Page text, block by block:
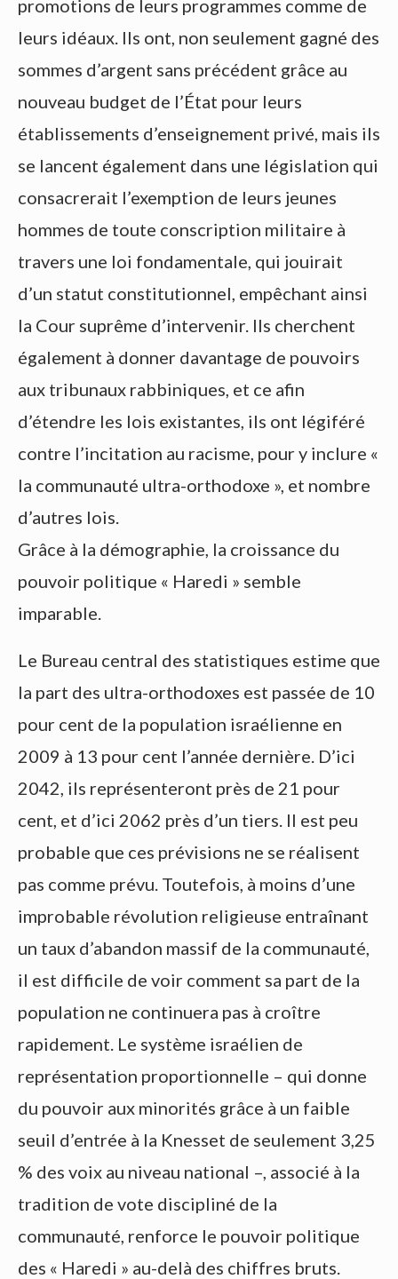
promotions de leurs programmes comme de
leurs idéaux. Ils ont, non seulement gagné des
sommes d’argent sans précédent grâce au
nouveau budget de l’État pour leurs
établissements d’enseignement privé, mais ils
se lancent également dans une législation qui
consacrerait l’exemption de leurs jeunes
hommes de toute conscription militaire à
travers une loi fondamentale, qui jouirait
d’un statut constitutionnel, empêchant ainsi
la Cour suprême d’intervenir. Ils cherchent
également à donner davantage de pouvoirs
aux tribunaux rabbiniques, et ce afin
d’étendre les lois existantes, ils ont légiféré
contre l’incitation au racisme, pour y inclure «
la communauté ultra-orthodoxe », et nombre
d’autres lois.
Grâce à la démographie, la croissance du
pouvoir politique « Haredi » semble
imparable.
Le Bureau central des statistiques estime que
la part des ultra-orthodoxes est passée de 10
pour cent de la population israélienne en
2009 à 13 pour cent l’année dernière. D’ici
2042, ils représenteront près de 21 pour
cent, et d’ici 2062 près d’un tiers. Il est peu
probable que ces prévisions ne se réalisent
pas comme prévu. Toutefois, à moins d’une
improbable révolution religieuse entraînant
un taux d’abandon massif de la communauté,
il est difficile de voir comment sa part de la
population ne continuera pas à croître
rapidement. Le système israélien de
représentation proportionnelle – qui donne
du pouvoir aux minorités grâce à un faible
seuil d’entrée à la Knesset de seulement 3,25
% des voix au niveau national –, associé à la
tradition de vote discipliné de la
communauté, renforce le pouvoir politique
des « Haredi » au-delà des chiffres bruts.